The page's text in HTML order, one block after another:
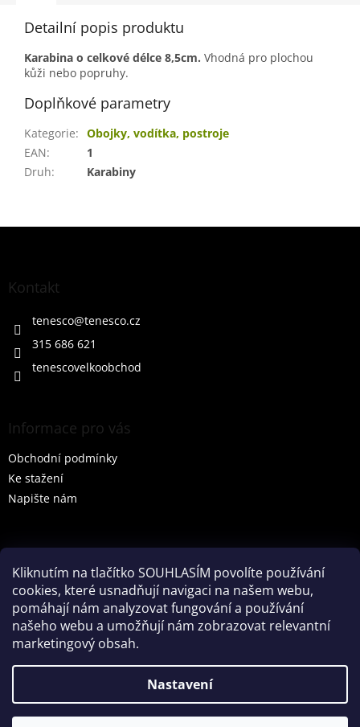
Kliknutím na tlačítko SOUHLASÍM povolíte používání
cookies, které usnadňují navigaci na našem webu,
pomáhají nám analyzovat fungování a používání
našeho webu a umožňují nám zobrazovat relevantní
marketingový obsah.
Nastavení
Detailní popis produktu
Karabina o celkové délce 8,5cm. Vhodná pro plochou
kůži nebo popruhy.
Doplňkové parametry
Kategorie: Obojky, vodítka, postroje
EAN:
1
Druh: Karabiny
Z
Kontakt
tenesco@tenesco.cz
315 686 621
tenescovelkoobchod
Informace pro vás
Obchodní podmínky
Ke stažení
Napište nám
HLEDAT
Partner: Mega Creative